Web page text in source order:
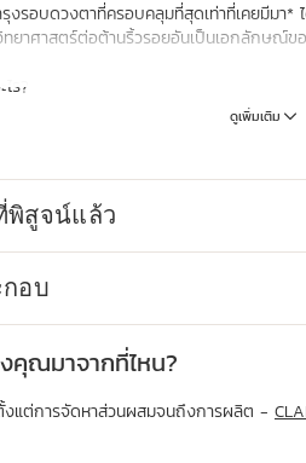
ดูเพิ่มเติม
รอบดวงตาที่ครอบคลุมที่สุดเท่าที่เคยมีมา*
ยาศาสตร์ต่อต้านริ้วรอยอันเป็นเอกลักษณ์ขอ
ร?
ามวัย: ซึ่งเป็นผลทางสรีรวิทยาและเกี่ยวข้อ
ดเลือนริ้วรอย ทำให้เป็นเซรั่มลดริ้วรอยรอ
ผิวรอบดวงตา** ไปพร้อมกัน
มาจอแรม: ช่วยลดการเปลี่ยนแปลงทางพัน
ขมิ้น: ทำหน้าที่เป็นเซรั่มบำรุงรอบดวงตาจ
ยการกระตุ้นการทำงานที่สำคัญห้าประการขอ
ด์: เซรั่มบำรุงรอบดวงตาสูตรเข้มข้นนี้ ออกฤ
และคืนความเปล่งปลั่งอย่างเป็นธรรมชาติ
เกาลัดม้า: ออกฤทธิ์ต่อรอยคล้ำสีน้ำเงินที่เกิดจ
รุงผิวในทุกระดับ
น: สร้างสรรค์เซรั่มบำรุงรอบดวงตาสูตรพิเศ
พิสูจน์แล้ว
อบ
คุณมาจากที่ไหน?
แต่การจัดหาส่วนผสมจนถึงการผลิต -